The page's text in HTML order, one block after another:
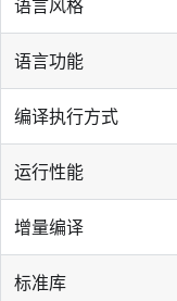
语言风格
语言功能
编译执行方式
运行性能
增量编译
标准库